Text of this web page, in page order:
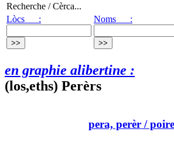
Recherche / Cèrca...
Lòcs :
Noms :
en graphie alibertine :
(los,eths) Perèrs
pera, perèr/ poire